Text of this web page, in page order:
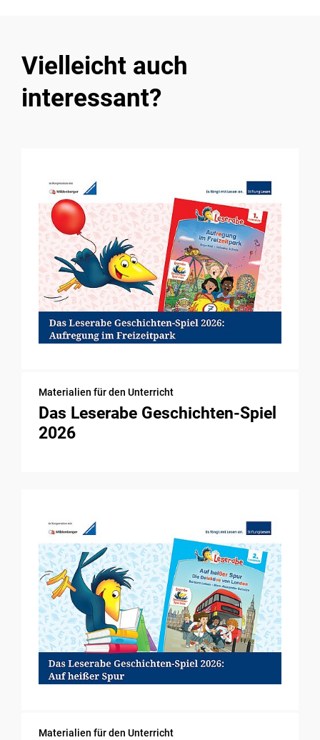
Vielleicht auch
interessant?
Materialien für den Unterricht
Das Leserabe Geschichten-Spiel
2026
Materialien für den Unterricht